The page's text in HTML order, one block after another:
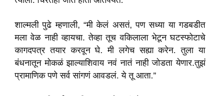
शाल्मली पुढे म्हणाली, “मी केलं असतं, पण सध्या या गडबडीत
मला वेळ नाही व्हायचा. तेव्हा तूच वकिलाला भेटून घटस्फोटाचे
कागदपत्र तयार करवून घे. मी लगेच सह्या करेन. तुला या
बंधनातून मोकळं झाल्याशिवाय नवं नातं नाही जोडता येणार.तुझं
प्रामाणिक पणे सर्व सांगणं आवडलं. ये तू आता.”